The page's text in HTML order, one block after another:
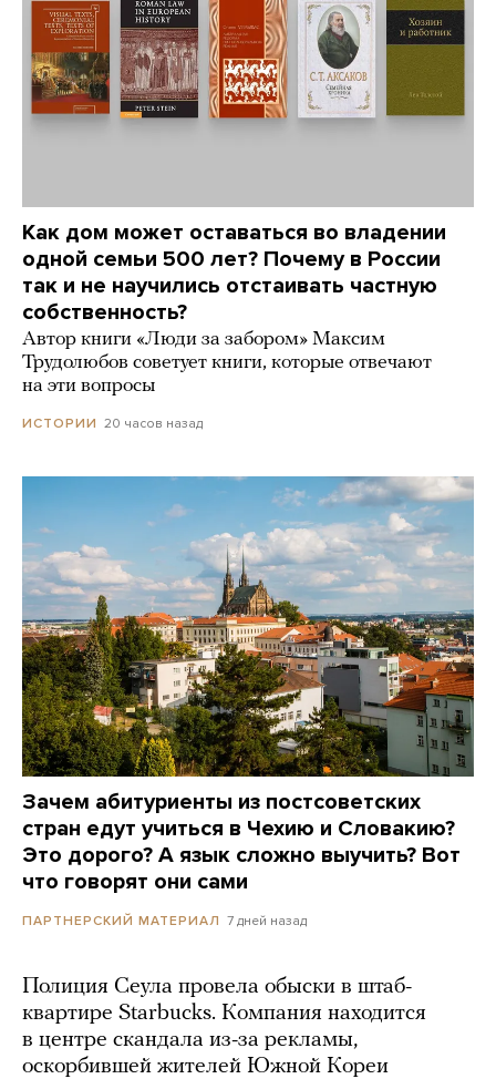
Как дом может оставаться во владении
одной семьи 500 лет? Почему в России
так и не научились отстаивать частную
собственность?
Автор книги «Люди за забором» Максим
Трудолюбов советует книги, которые отвечают
на эти вопросы
ИСТОРИИ 20 часов назад
Зачем абитуриенты из постсоветских
стран едут учиться в Чехию и Словакию?
Это дорого? А язык сложно выучить? Вот
что говорят они сами
ПАРТНЕРСКИЙ МАТЕРИАЛ 7 дней назад
Полиция Сеула провела обыски в штаб-
квартире Starbucks. Компания находится
в центре скандала из-за рекламы,
оскорбившей жителей Южной Кореи